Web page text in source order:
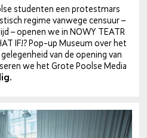
studenten een pro­test­mars
regime vanwege censuur –
– openen we in NOWY TEATR
IF!? Pop-up Museum over het
van de opening van
we het Grote Poolse Media
.